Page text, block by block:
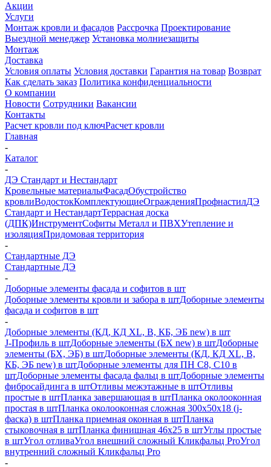
Акции
Услуги
Монтаж кровли и фасадов Рассрочка Проектирование
Выездной менеджер Установка молниезащиты
Монтаж
Доставка
Условия оплаты Условия доставки Гарантия на товар Возврат
Как сделать заказ Политика конфиденциальности
О компании
Новости Сотрудники Вакансии
Контакты
Расчет кровли под ключРасчет кровли
Главная
-
Каталог
-
ДЭ Стандарт и Нестандарт
Кровельные материалыФасадОбустройство
кровлиВодостокКомплектующиеОгражденияПрофнастилДЭ
Стандарт и НестандартТеррасная доска
(ДПК)ИнструментСофиты Металл и ПВХУтепление и
изоляцияПридомовая территория
-
Стандартные ДЭ
Стандартные ДЭ
-
Доборные элементы фасада и софитов в шт
Доборные элементы кровли и забора в штДоборные элементы
фасада и софитов в шт
-
Доборные элементы (КД, КД XL, В, КБ, ЭБ new) в шт
J-Профиль в штДоборные элементы (БХ new) в штДоборные
элементы (БХ, ЭБ) в штДоборные элементы (КД, КД XL, В,
КБ, ЭБ new) в штДоборные элементы для ПН С8, С10 в
штДоборные элементы фасада фальц в штДоборные элементы
фибросайдинга в штОтливы межэтажные в штОтливы
простые в штПланка завершающая в штПланка околооконная
простая в штПланка околооконная сложная 300х50х18 (j-
фаска) в штПланка приемная оконная в штПланка
стыковочная в штПланка финишная 46х25 в штУглы простые
в штУгол отливаУгол внешний сложный Кликфальц ProУгол
внутренний сложный Кликфальц Pro
-